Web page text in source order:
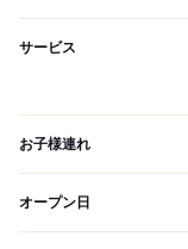
サービス
お子様連れ
オープン日